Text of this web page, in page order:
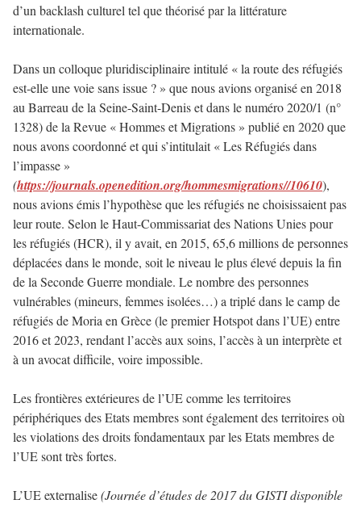
d’un backlash culturel tel que théorisé par la littérature
internationale.
Dans un colloque pluridisciplinaire intitulé « la route des réfugiés
est-elle une voie sans issue ? » que nous avions organisé en 2018
au Barreau de la Seine-Saint-Denis et dans le numéro 2020/1 (n°
1328) de la Revue « Hommes et Migrations » publié en 2020 que
nous avons coordonné et qui s’intitulait « Les Réfugiés dans
l’impasse »
(https://journals.openedition.org/hommesmigrations//10610),
nous avions émis l’hypothèse que les réfugiés ne choisissaient pas
leur route. Selon le Haut-Commissariat des Nations Unies pour
les réfugiés (HCR), il y avait, en 2015, 65,6 millions de personnes
déplacées dans le monde, soit le niveau le plus élevé depuis la fin
de la Seconde Guerre mondiale. Le nombre des personnes
vulnérables (mineurs, femmes isolées…) a triplé dans le camp de
réfugiés de Moria en Grèce (le premier Hotspot dans l’UE) entre
2016 et 2023, rendant l’accès aux soins, l’accès à un interprète et
à un avocat difficile, voire impossible.
Les frontières extérieures de l’UE comme les territoires
périphériques des Etats membres sont également des territoires où
les violations des droits fondamentaux par les Etats membres de
l’UE sont très fortes.
L’UE externalise(Journée d’études de 2017 du GISTI disponible